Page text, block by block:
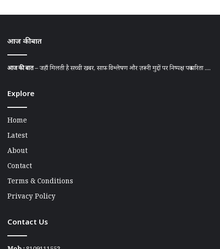
आज की बात
आज की बात– जहाँ मिलती है सच्ची खबर, साफ़ विश्लेषण और ज़रूरी मुद्दों पर निष्पक्ष पत्रकारिता ....
Explore
Home
Latest
About
Contact
Terms & Conditions
Privacy Policy
Contact Us